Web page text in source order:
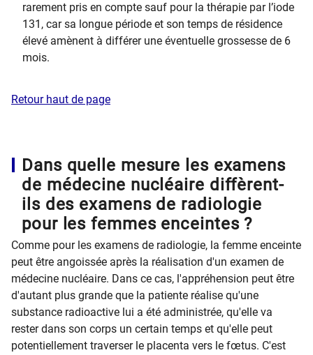
rarement pris en compte sauf pour la thérapie par l’iode
131, car sa longue période et son temps de résidence
élevé amènent à différer une éventuelle grossesse de 6
mois.
Retour haut de page
Dans quelle mesure les examens
de médecine nucléaire diffèrent-
ils des examens de radiologie
pour les femmes enceintes ?
Comme pour les examens de radiologie, la femme enceinte
peut être angoissée après la réalisation d'un examen de
médecine nucléaire. Dans ce cas, l'appréhension peut être
d'autant plus grande que la patiente réalise qu'une
substance radioactive lui a été administrée, qu'elle va
rester dans son corps un certain temps et qu'elle peut
potentiellement traverser le placenta vers le fœtus. C'est